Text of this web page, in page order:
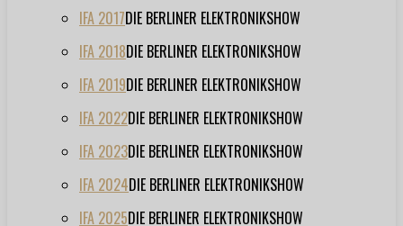
IFA 2017DIE BERLINER ELEKTRONIKSHOW
IFA 2018DIE BERLINER ELEKTRONIKSHOW
IFA 2019DIE BERLINER ELEKTRONIKSHOW
IFA 2022DIE BERLINER ELEKTRONIKSHOW
IFA 2023DIE BERLINER ELEKTRONIKSHOW
IFA 2024DIE BERLINER ELEKTRONIKSHOW
IFA 2025DIE BERLINER ELEKTRONIKSHOW